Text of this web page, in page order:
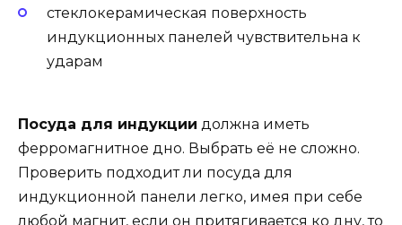
стеклокерамическая поверхность
индукционных панелей чувствительна к
ударам
Посуда для индукции должна иметь
ферромагнитное дно. Выбрать её не сложно.
Проверить подходит ли посуда для
индукционной панели легко, имея при себе
любой магнит, если он притягивается ко дну, то